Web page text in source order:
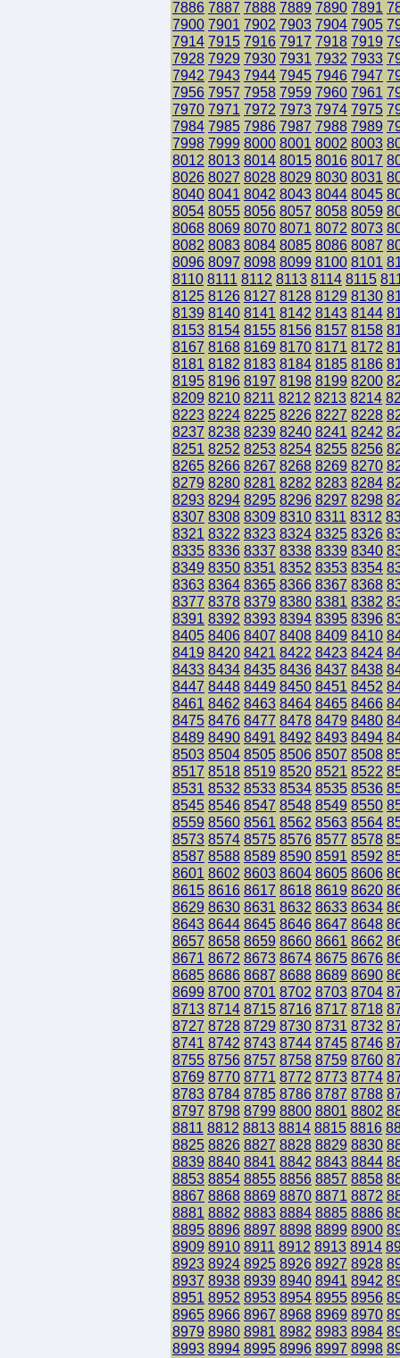
7886 7887 7888 7889 7890 7891
7900 7901 7902 7903 7904 7905
7914 7915 7916 7917 7918 7919
7928 7929 7930 7931 7932 7933
7942 7943 7944 7945 7946 7947
7956 7957 7958 7959 7960 7961
7970 7971 7972 7973 7974 7975
7984 7985 7986 7987 7988 7989
7998 7999 8000 8001 8002 8003
8012 8013 8014 8015 8016 8017
8026 8027 8028 8029 8030 8031
8040 8041 8042 8043 8044 8045
8054 8055 8056 8057 8058 8059
8068 8069 8070 8071 8072 8073
8082 8083 8084 8085 8086 8087
8096 8097 8098 8099 8100 8101
8110 8111 8112 8113 8114 8115
8125 8126 8127 8128 8129 8130
8139 8140 8141 8142 8143 8144
8153 8154 8155 8156 8157 8158
8167 8168 8169 8170 8171 8172
8181 8182 8183 8184 8185 8186
8195 8196 8197 8198 8199 8200
8209 8210 8211 8212 8213 8214
8223 8224 8225 8226 8227 8228
8237 8238 8239 8240 8241 8242
8251 8252 8253 8254 8255 8256
8265 8266 8267 8268 8269 8270
8279 8280 8281 8282 8283 8284
8293 8294 8295 8296 8297 8298
8307 8308 8309 8310 8311 8312
8321 8322 8323 8324 8325 8326
8335 8336 8337 8338 8339 8340
8349 8350 8351 8352 8353 8354
8363 8364 8365 8366 8367 8368
8377 8378 8379 8380 8381 8382
8391 8392 8393 8394 8395 8396
8405 8406 8407 8408 8409 8410
8419 8420 8421 8422 8423 8424
8433 8434 8435 8436 8437 8438
8447 8448 8449 8450 8451 8452
8461 8462 8463 8464 8465 8466
8475 8476 8477 8478 8479 8480
8489 8490 8491 8492 8493 8494
8503 8504 8505 8506 8507 8508
8517 8518 8519 8520 8521 8522
8531 8532 8533 8534 8535 8536
8545 8546 8547 8548 8549 8550
8559 8560 8561 8562 8563 8564
8573 8574 8575 8576 8577 8578
8587 8588 8589 8590 8591 8592
8601 8602 8603 8604 8605 8606
8615 8616 8617 8618 8619 8620
8629 8630 8631 8632 8633 8634
8643 8644 8645 8646 8647 8648
8657 8658 8659 8660 8661 8662
8671 8672 8673 8674 8675 8676
8685 8686 8687 8688 8689 8690
8699 8700 8701 8702 8703 8704
8713 8714 8715 8716 8717 8718
8727 8728 8729 8730 8731 8732
8741 8742 8743 8744 8745 8746
8755 8756 8757 8758 8759 8760
8769 8770 8771 8772 8773 8774
8783 8784 8785 8786 8787 8788
8797 8798 8799 8800 8801 8802
8811 8812 8813 8814 8815 8816
8825 8826 8827 8828 8829 8830
8839 8840 8841 8842 8843 8844
8853 8854 8855 8856 8857 8858
8867 8868 8869 8870 8871 8872
8881 8882 8883 8884 8885 8886
8895 8896 8897 8898 8899 8900
8909 8910 8911 8912 8913 8914
8923 8924 8925 8926 8927 8928
8937 8938 8939 8940 8941 8942
8951 8952 8953 8954 8955 8956
8965 8966 8967 8968 8969 8970
8979 8980 8981 8982 8983 8984
8993 8994 8995 8996 8997 8998